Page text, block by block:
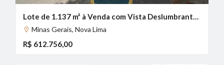
Lote de 1.137 m² à Venda com Vista Deslumbrante no Canto da Mata, Nova Lima - MG
Minas Gerais, Nova Lima
R$ 612.756,00